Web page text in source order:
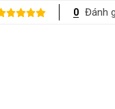
0 Đánh